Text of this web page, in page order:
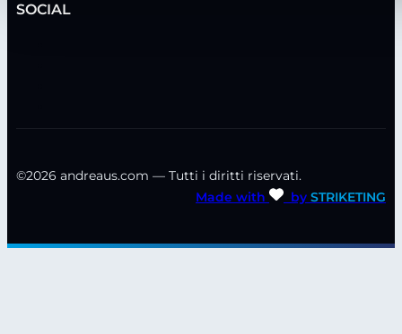
SOCIAL
©2026 andreaus.com — Tutti i diritti riservati.
Made with
by STRIKETING